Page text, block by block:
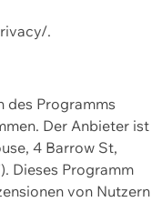
.
des Programms
Der Anbieter ist
4 Barrow St,
Dieses Programm
von Nutzern